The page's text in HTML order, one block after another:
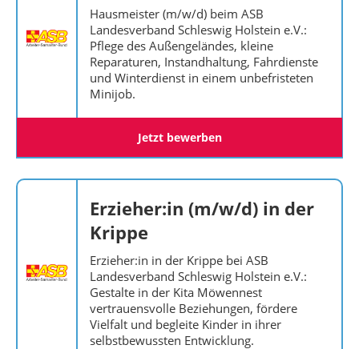
Hausmeister (m/w/d) beim ASB
Landesverband Schleswig Holstein e.V.:
Pflege des Außengeländes, kleine
Reparaturen, Instandhaltung, Fahrdienste
und Winterdienst in einem unbefristeten
Minijob.
Jetzt bewerben
Erzieher:in (m/w/d) in der
Krippe
Erzieher:in in der Krippe bei ASB
Landesverband Schleswig Holstein e.V.:
Gestalte in der Kita Möwennest
vertrauensvolle Beziehungen, fördere
Vielfalt und begleite Kinder in ihrer
selbstbewussten Entwicklung.